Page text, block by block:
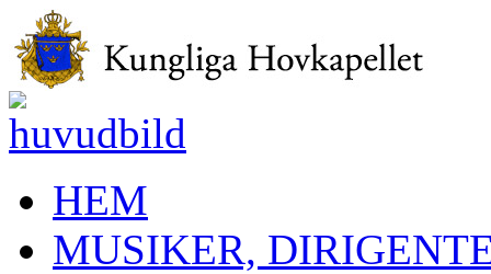
HEM
MUSIKER,